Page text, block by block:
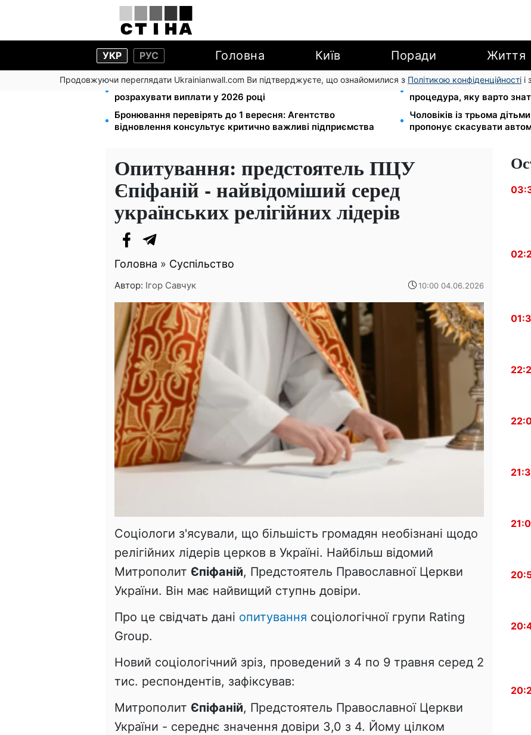
УКР РУС Головна Київ Поради Життя
Продовжуючи переглядати Ukrainianwall.com Ви підтверджуєте, що ознайомилися з Політикою конфіденційності і
Зарплата 30 000 грн — пенсія 11 500 грн: ПФУ пояснив, як
розрахувати виплати у 2026 році
Права із Саудівської
процедура, яку варто
Бронювання перевірять до 1 вересня: Агентство
відновлення консультує критично важливі підприємства
Чоловіків із трьома
пропонує скасувати
Опитування: предстоятель ПЦУ
Єпіфаній - найвідоміший серед
українських релігійних лідерів
Головна » Суспільство
Автор: Ігор Савчук 10:00 04.06.2026
Соціологи з'ясували, що більшість громадян необізнані щодо
релігійних лідерів церков в Україні. Найбільш відомий
Митрополит Єпіфаній, Предстоятель Православної Церкви
України. Він має найвищий ступнь довіри.
Про це свідчать дані опитування соціологічної групи Rating
Group.
Новий соціологічний зріз, проведений з 4 по 9 травня серед 2
тис. респондентів, зафіксував:
Митрополит Єпіфаній, Предстоятель Православної Церкви
України - середнє значення довіри 3,0 з 4. Йому цілком